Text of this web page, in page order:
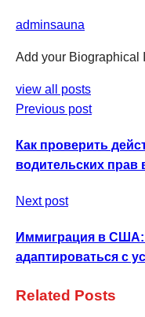
adminsauna
Add your Biographical
view all posts
Previous post
Как проверить
водительских
Next post
Иммиграция в США:
адаптироваться с
Related Posts